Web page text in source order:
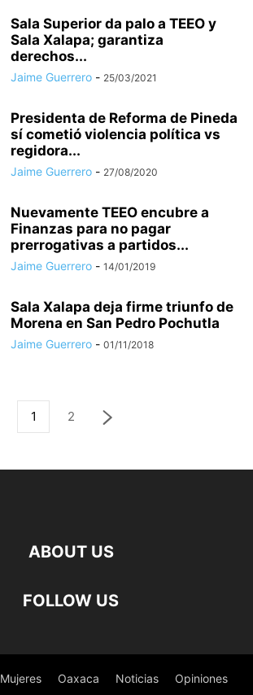
Sala Superior da palo a TEEO y
Sala Xalapa; garantiza
derechos...
Jaime Guerrero - 25/03/2021
Presidenta de Reforma de Pineda
sí cometió violencia política vs
regidora...
Jaime Guerrero - 27/08/2020
Nuevamente TEEO encubre a
Finanzas para no pagar
prerrogativas a partidos...
Jaime Guerrero - 14/01/2019
Sala Xalapa deja firme triunfo de
Morena en San Pedro Pochutla
Jaime Guerrero - 01/11/2018
1 2
ABOUT US
FOLLOW US
Mujeres Oaxaca Noticias Opiniones